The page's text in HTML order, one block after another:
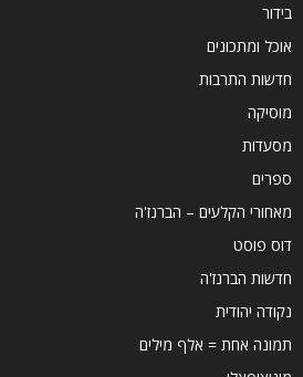
בידור
אוכל ומתכונים
חדשות התרבות
מוסיקה
מסעדות
ספרים
מאחורי הקלעים – הברנז'ה
דוס פוסט
חדשות הברנז'ה
נקודה יהודית
תמונה אחת = אלף מילים